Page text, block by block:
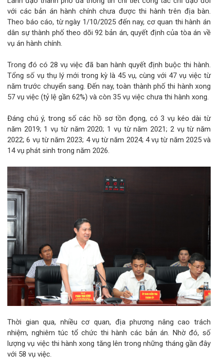
với các bản án hành chính chưa được thi hành trên địa bàn.
Theo báo cáo, từ ngày 1/10/2025 đến nay, cơ quan thi hành án
dân sự thành phố theo dõi 92 bản án, quyết định của tòa án về
vụ án hành chính.
Trong đó có 28 vụ việc đã ban hành quyết định buộc thi hành.
Tổng số vụ thụ lý mới trong kỳ là 45 vụ, cùng với 47 vụ việc từ
năm trước chuyển sang. Đến nay, toàn thành phố thi hành xong
57 vụ việc (tỷ lệ gần 62%) và còn 35 vụ việc chưa thi hành xong.
Đáng chú ý, trong số các hồ sơ tồn đọng, có 3 vụ kéo dài từ
năm 2019; 1 vụ từ năm 2020; 1 vụ từ năm 2021; 2 vụ từ năm
2022; 6 vụ từ năm 2023; 4 vụ từ năm 2024; 4 vụ từ năm 2025 và
14 vụ phát sinh trong năm 2026.
Thời gian qua, nhiều cơ quan, địa phương nâng cao trách
nhiệm, nghiêm túc tổ chức thi hành các bản án. Nhờ đó, số
lượng vụ việc thi hành xong tăng lên trong những tháng gần đây
với 58 vụ việc.